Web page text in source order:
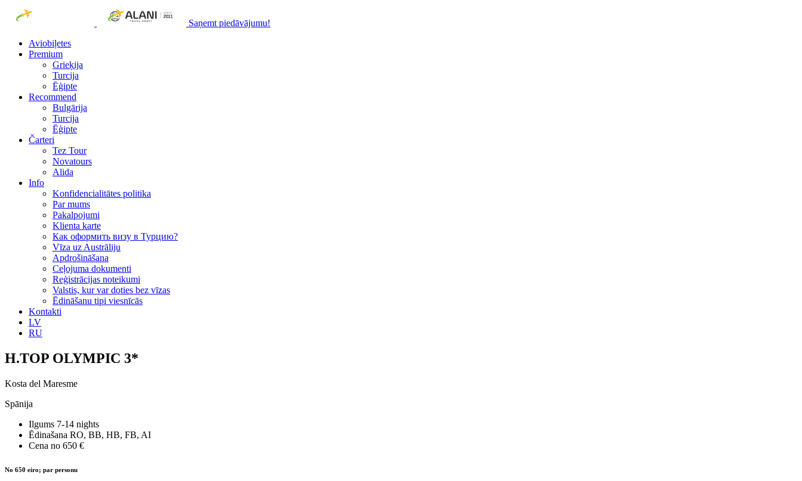
Saņemt piedāvājumu!
Aviobiļetes
Premium
Grieķija
Turcija
Ēģipte
Recommend
Bulgārija
Turcija
Ēģipte
Čarteri
Tez Tour
Novatours
Alida
Info
Konfidencialitātes politika
Par mums
Рakalpojumi
Klienta karte
Как оформить визу в Турцию?
Vīza uz Austrāliju
Apdrošināšana
Ceļojuma dokumenti
Reģistrācijas noteikumi
Valstis, kur var doties bez vīzas
Ēdināšanu tipi viesnīcās
Kontakti
LV
RU
H.TOP OLYMPIC 3*
Kosta del Maresme
Spānija
Ilgums 7-14 nights
Ēdinašana RO, BB, HB, FB, AI
Cena no 650 €
No 650 eiro; par personu